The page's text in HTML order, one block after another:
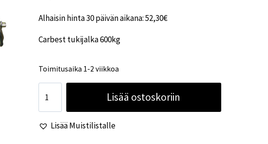
Alhaisin hinta 30 päivän aikana:52,30€
Carbest tukijalka 600kg
Toimitusaika 1-2 viikkoa
tukijalka
600kg
määrä
Lisää ostoskoriin
Lisää Muistilistalle